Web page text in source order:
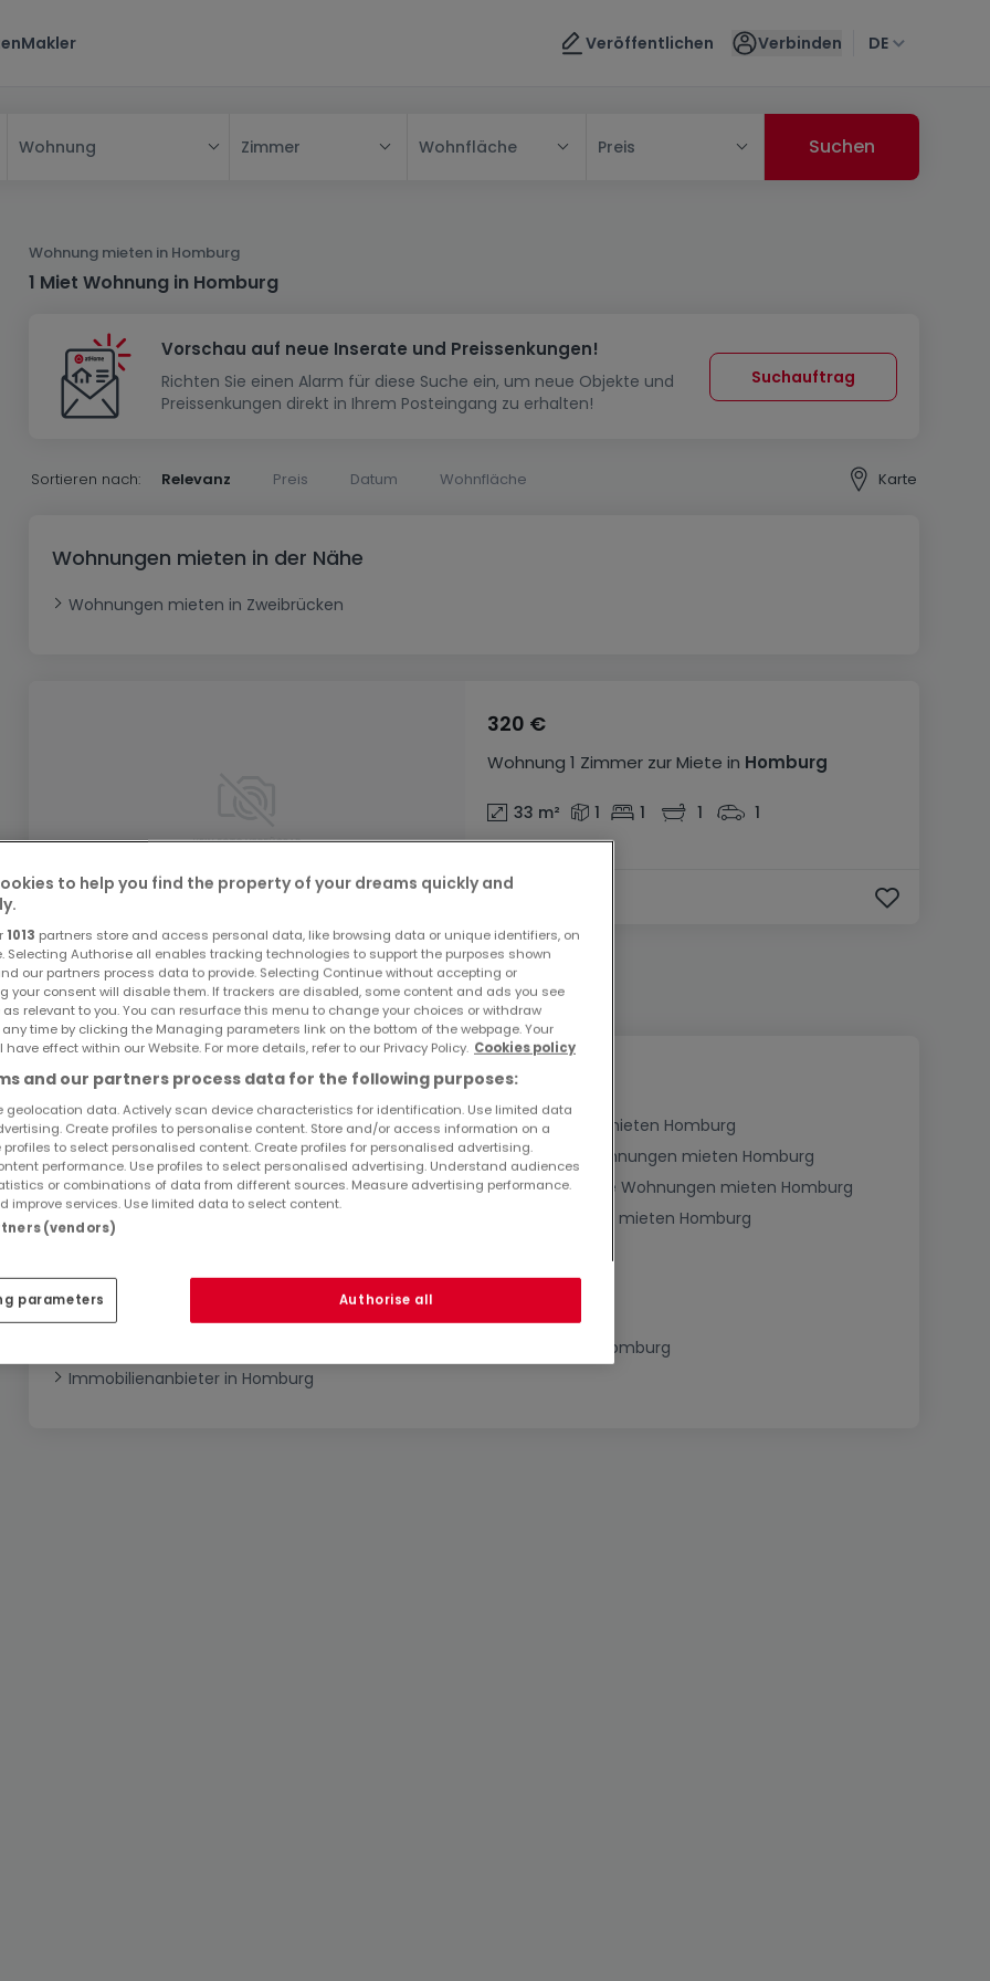
Makler Veröffentlichen Verbinden DE
Wohnung
Haus
Reihenhaus
Doppelhaushälfte
Herrenhaus
Hof
Wohnung
Schlafzimmer
1-Zimmer-Apartment
Maisonnette
Loft
Wohnanlage
Wohnsiedlung
Haus bauen
Musterhaus
Renditeobjekt
Gewerbliches Grundstück
Garage - Parkplatz
Carport
Büro
Gewerbe
Zimmer Wohnfläche Preis
Wohnung mieten in Homburg
1 Miet Wohnung in Homburg
Vorschau auf neue Inserate und Preissenkungen!
Richten Sie einen Alarm für diese Suche ein, um neue Objekte und
Preissenkungen direkt in Ihrem Posteingang zu erhalten!
Suchauftrag
Sortieren nach: Relevanz Preis Datum Wohnfläche Karte
Wohnungen mieten in der Nähe
Wohnungen mieten in Zweibrücken
Wohnung 1 Zimmer zur Miete in Homburg
320 €
33 m² 1 1 1 1
1-1von 1 Anzeige
Wohnungen mieten in Homburg nach Typ
Wohnungen mieten Homburg
Schlafzimmer mieten Homburg
1-Zimmer-Apartment mieten Homburg
Penthouse-Wohnungen mieten Homburg
Maisonettes mieten Homburg
Dreigeschossige Wohnungen mieten Homburg
Lofts mieten Homburg
Dachgeschosse mieten Homburg
Top Suchaufträge
Immobilien in Homburg
Immobilienanbieter in Homburg
to help you find the property of your dreams quickly and
1013 partners store and access personal data, like browsing data or unique identifiers, on
Selecting Authorise all enables tracking technologies to support the purposes shown
our partners process data to provide. Selecting Continue without accepting or
your consent will disable them. If trackers are disabled, some content and ads you see
as relevant to you. You can resurface this menu to change your choices or withdraw
time by clicking the Managing parameters link on the bottom of the webpage. Your
have effect within our Website. For more details, refer to our Privacy Policy. Cookies policy
and our partners process data for the following purposes:
geolocation data. Actively scan device characteristics for identification. Use limited data
Create profiles to personalise content. Store and/or access information on a
profiles to select personalised content. Create profiles for personalised advertising.
performance. Use profiles to select personalised advertising. Understand audiences
or combinations of data from different sources. Measure advertising performance.
improve services. Use limited data to select content.
(vendors)
parameters Authorise all